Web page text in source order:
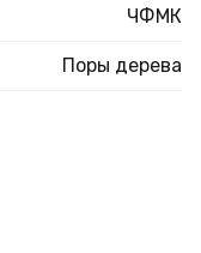
ЧФМК
Поры дерева